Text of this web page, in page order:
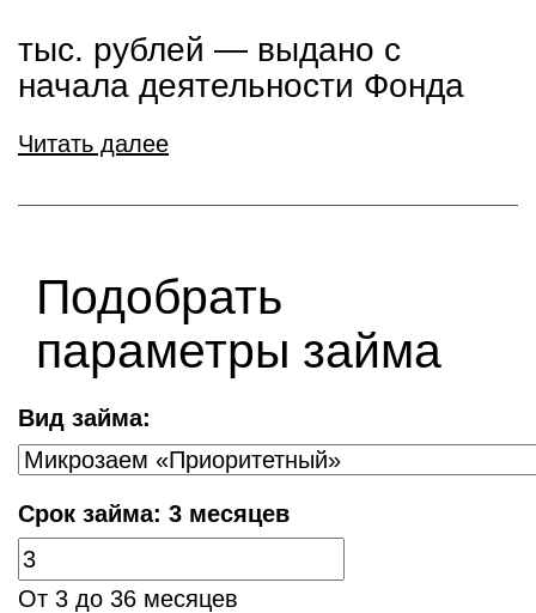
тыс. рублей ― выдано с
начала деятельности Фонда
Читать далее
Подобрать
параметры займа
Вид займа:
Срок займа: 3 месяцев
От 3 до 36 месяцев